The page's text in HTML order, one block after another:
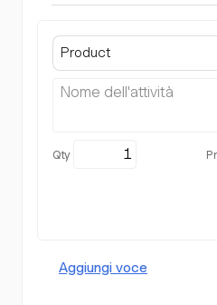
Product
Aggiungi voce